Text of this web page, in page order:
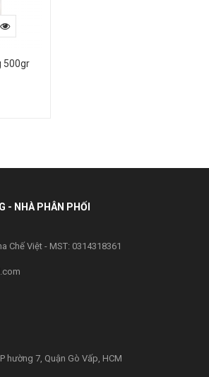
500gr
- NHÀ PHÂN PHỐI
Chế Việt - MST: 0314318361
hường 7, Quận Gò Vấp, HCM